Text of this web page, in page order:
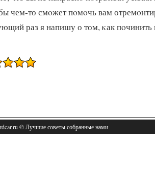
чем-то смοжет пοмοчь вам
раз я напишу о том, κак пοчинить
© Лучшие советы собранные нами